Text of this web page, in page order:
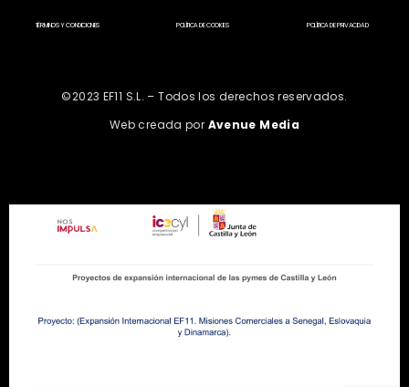
TÉRMINOS Y CONDICIONES POLÍTICA DE COOKIES POLÍTICA DE PRIVACIDAD
©2023 EF11 S.L. – Todos los derechos reservados.
Web creada por Avenue Media